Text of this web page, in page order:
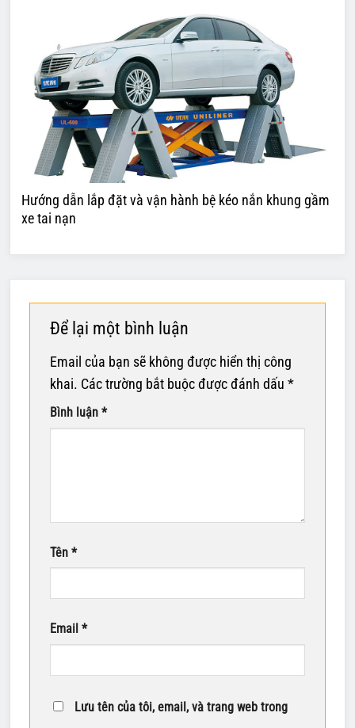
Hướng dẫn lắp đặt và vận hành bệ kéo nắn khung gầm
xe tai nạn
Để lại một bình luận
Email của bạn sẽ không được hiển thị công
khai. Các trường bắt buộc được đánh dấu *
Bình luận *
Tên *
Email *
Lưu tên của tôi, email, và trang web trong